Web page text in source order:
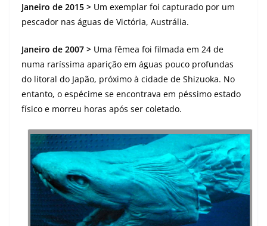
Janeiro de 2015 > Um exemplar foi capturado por um
pescador nas águas de Victória, Austrália.
Janeiro de 2007 > Uma fêmea foi filmada em 24 de
numa raríssima aparição em águas pouco profundas
do litoral do Japão, próximo à cidade de Shizuoka. No
entanto, o espécime se encontrava em péssimo estado
físico e morreu horas após ser coletado.